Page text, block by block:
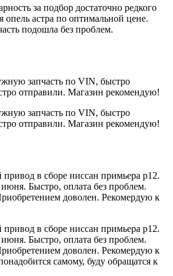
за подбор достаточно редкого
опель астра по оптимальной цене.
подошла без проблем.
запчасть по VIN, быстро
отправили. Магазин рекомендую!
запчасть по VIN, быстро
отправили. Магазин рекомендую!
привод в сборе ниссан примьера р12.
Быстро, оплата без проблем.
доволен. Рекомердую к
привод в сборе ниссан примьера р12.
Быстро, оплата без проблем.
доволен. Рекомердую к
самому, буду обращатся к